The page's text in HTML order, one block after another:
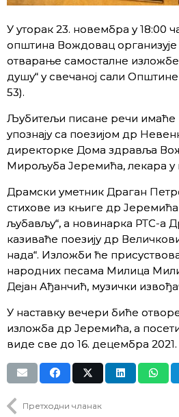
У уторак 23. новембра у 18:00
општина Вождовац
отварање самосталне
душу“ у свечаној сали
53).
Љубитељи писане речи имаће
упознају са поезијом др
директорке Дома здравља
Мирољуба Јеремића, лекара у
Драмски уметник Драган
стихове из књиге др
љубављу“, а новинарка РТС-а
казиваће поезију др
нада“. Изложби ће
народних песама Милица
Дејан Ађанчић, музички
У наставку вечери биће
изложба др Јеремића, а
виде све до 16. децембра
Претходни чланак